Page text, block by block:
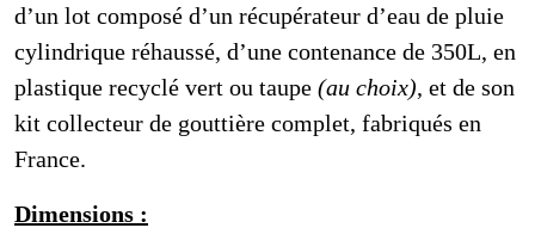
d’un lot composé d’un récupérateur d’eau de pluie
cylindrique réhaussé, d’une contenance de 350L, en
plastique recyclé vert ou taupe (au choix), et de son
kit collecteur de gouttière complet, fabriqués en
France.
Dimensions :